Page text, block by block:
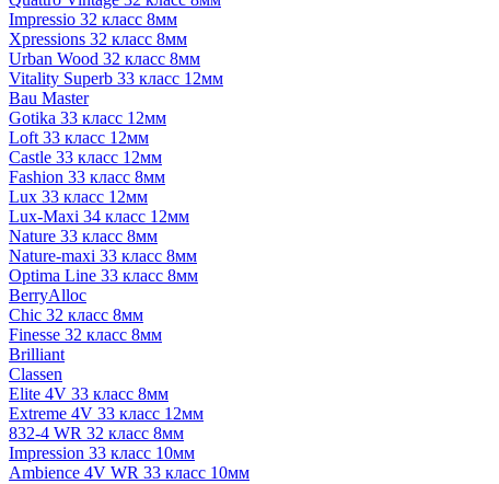
Impressio 32 класс 8мм
Xpressions 32 класс 8мм
Urban Wood 32 класс 8мм
Vitality Superb 33 класс 12мм
Bau Master
Gotika 33 класс 12мм
Loft 33 класс 12мм
Castle 33 класс 12мм
Fashion 33 класс 8мм
Lux 33 класс 12мм
Lux-Maxi 34 класс 12мм
Nature 33 класс 8мм
Nature-maxi 33 класс 8мм
Optima Line 33 класс 8мм
BerryAlloc
Chic 32 класс 8мм
Finesse 32 класс 8мм
Brilliant
Classen
Elite 4V 33 класс 8мм
Extreme 4V 33 класс 12мм
832-4 WR 32 класс 8мм
Impression 33 класс 10мм
Ambience 4V WR 33 класс 10мм